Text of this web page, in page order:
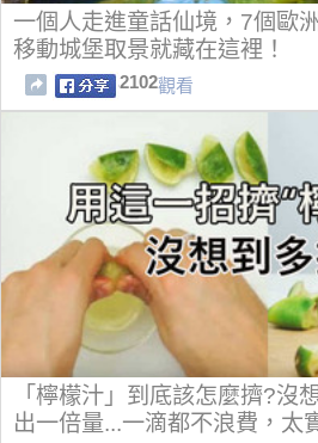
一個人走進童話仙境，7個歐
移動城堡取景就藏在這裡！
2102觀看
「檸檬汁」到底該怎麼擠?沒
出一倍量...一滴都不浪費，太